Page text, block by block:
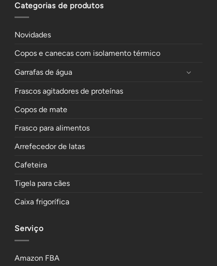
Categorias de produtos
Novidades
Copos e canecas com isolamento térmico
Garrafas de água
Frascos agitadores de proteínas
Copos de mate
Frasco para alimentos
Arrefecedor de latas
Cafeteira
Tigela para cães
Caixa frigorífica
Serviço
Amazon FBA